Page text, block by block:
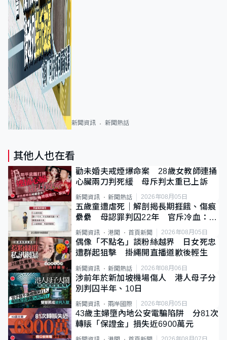
新聞資訊 新聞熱話
其他人也在看
勸未婚夫戒煙爆命案 28歲女教師連捅
心臟兩刀判死緩 母斥判太重已上訴
新聞資訊 新聞熱話 2026年08月05日
五歲童遭虐死｜解剖揭長期捱餓、傷痕
纍纍 母認罪判囚22年 官斥冷血：同
類案最惡劣
新聞資訊 港聞 首頁新聞 2026年08月05日
偶像「不點名」談粉絲越界 日女死忠
遭群起狙擊 掛繩開直播道歉後輕生
新聞資訊 新聞熱話 2026年08月06日
涉前年於新加坡機場傷人 港人母子分
別判囚半年、10日
新聞資訊 兩岸國際 2026年08月05日
43歲主婦墮內地公安電騙陷阱 分81次
轉賬「保證金」損失近6900萬元